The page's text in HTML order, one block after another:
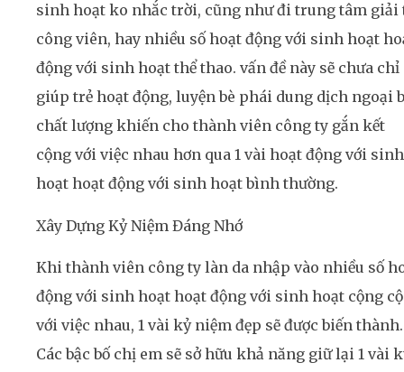
sinh hoạt ko nhắc trời, cũng như đi trung tâm
công viên, hay nhiều số hoạt động với sinh hoạt
động với sinh hoạt thể thao. vấn đề này sẽ chưa chỉ
giúp trẻ hoạt động, luyện bè phái dung dịch ngoại
chất lượng khiến cho thành viên công ty gắn kết
cộng với việc nhau hơn qua 1 vài hoạt động với sinh
hoạt hoạt động với sinh hoạt bình thường.
Xây Dựng Kỷ Niệm Đáng Nhớ
Khi thành viên công ty làn da nhập vào nhiều số
động với sinh hoạt hoạt động với sinh hoạt cộng
với việc nhau, 1 vài kỷ niệm đẹp sẽ được biến thành.
Các bậc bố chị em sẽ sở hữu khả năng giữ lại 1 vài